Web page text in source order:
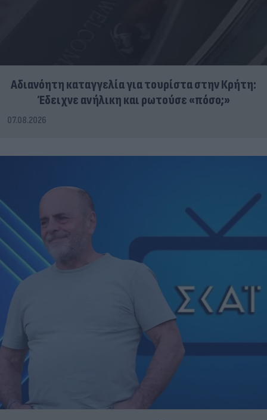
Αδιανόητη καταγγελία για τουρίστα στην Κρήτη:
Έδειχνε ανήλικη και ρωτούσε «πόσο;»
07.08.2026